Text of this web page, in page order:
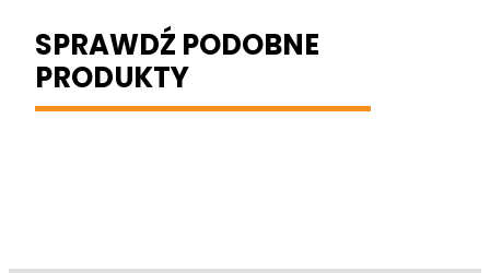
SPRAWDŹ PODOBNE
PRODUKTY